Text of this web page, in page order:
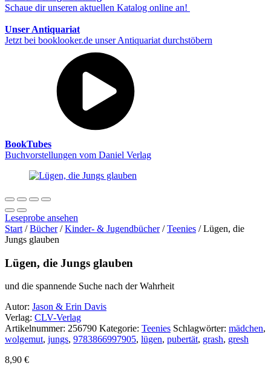
Schaue dir unseren aktuellen Katalog online an!
Unser Antiquariat
Jetzt bei booklooker.de unser Antiquariat durchstöbern
BookTubes
Buchvorstellungen vom Daniel Verlag
Leseprobe ansehen
Start /Bücher/Kinder- & Jugendbücher/Teenies / Lügen, die
Jungs glauben
Lügen, die Jungs glauben
und die spannende Suche nach der Wahrheit
Autor: Jason & Erin Davis
Verlag: CLV-Verlag
Artikelnummer: 256790 Kategorie: Teenies Schlagwörter: mädchen,
wolgemut, jungs, 9783866997905, lügen, pubertät, grash, gresh
8,90 €